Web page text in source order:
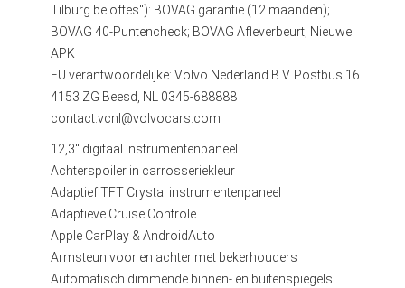
Tilburg beloftes"): BOVAG garantie (12 maanden);
BOVAG 40-Puntencheck; BOVAG Afleverbeurt; Nieuwe
APK
EU verantwoordelijke: Volvo Nederland B.V. Postbus 16
4153 ZG Beesd, NL 0345-688888
contact.vcnl@volvocars.com
12,3" digitaal instrumentenpaneel
Achterspoiler in carrosseriekleur
Adaptief TFT Crystal instrumentenpaneel
Adaptieve Cruise Controle
Apple CarPlay & AndroidAuto
Armsteun voor en achter met bekerhouders
Automatisch dimmende binnen- en buitenspiegels